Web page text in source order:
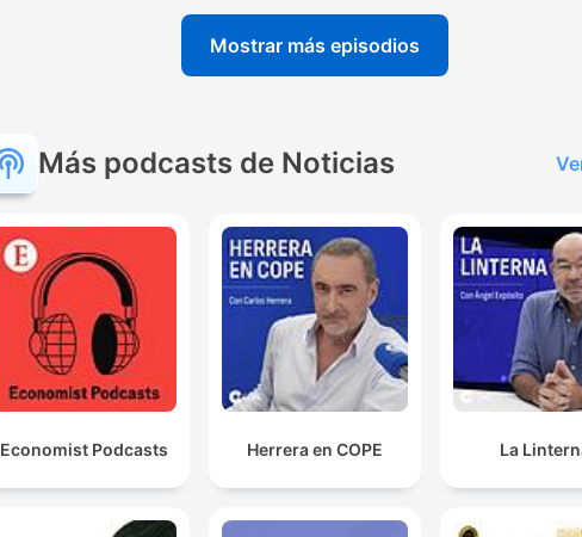
Mostrar más episodios
Más podcasts de Noticias
Economist Podcasts Herrera en COPE La